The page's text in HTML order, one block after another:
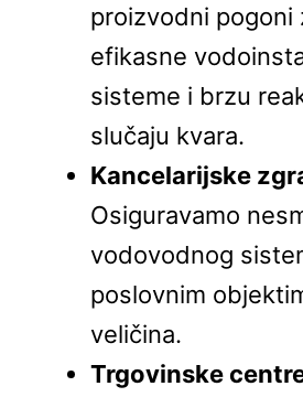
proizvodni pogoni
efikasne
sisteme i brzu
slučaju kvara.
Kancelarijske
Osiguravamo
vodovodnog
poslovnim
veličina.
Trgovinske